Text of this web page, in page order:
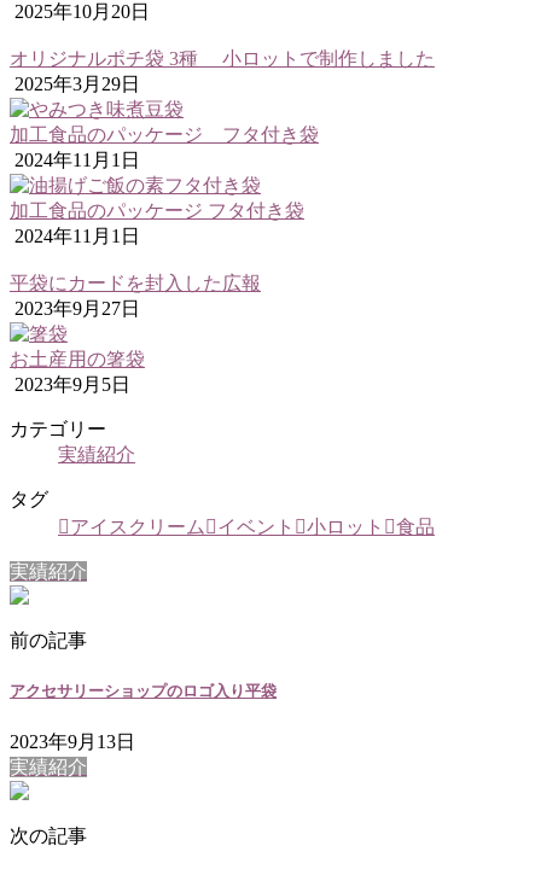
2025年10月20日
オリジナルポチ袋 3種 小ロットで制作しました
2025年3月29日
加工食品のパッケージ フタ付き袋
2024年11月1日
加工食品のパッケージ フタ付き袋
2024年11月1日
平袋にカードを封入した広報
2023年9月27日
お土産用の箸袋
2023年9月5日
カテゴリー
実績紹介
タグ
アイスクリーム
イベント 小ロット 食品
実績紹介
前の記事
アクセサリーショップのロゴ入り平袋
2023年9月13日
実績紹介
次の記事